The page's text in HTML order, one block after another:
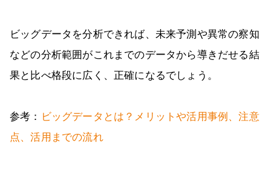
ビッグデータを分析できれば、未来予測や異常の察知
などの分析範囲がこれまでのデータから導きだせる結
果と比べ格段に広く、正確になるでしょう。
参考： ビッグデータとは？メリットや活用事例、注意
点、活用までの流れ